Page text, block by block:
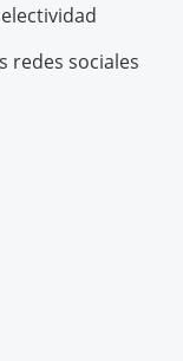
redes sociales